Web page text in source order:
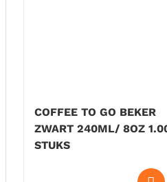
COFFEE TO GO BEKER
ZWART 240ML/ 8OZ
STUKS